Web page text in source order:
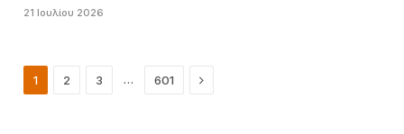
21 Ιουλίου 2026
1 2 3 … 601 Next